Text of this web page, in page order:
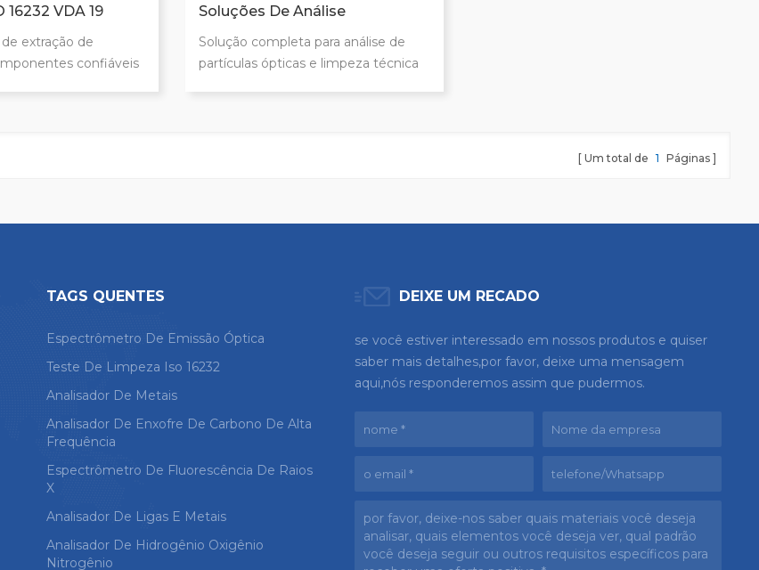
16232 VDA 19
De
extração de
confiáveis
Soluções De Análise
Automotiva Para Peças
Solução completa para análise de
partículas ópticas e limpeza técnica
Um total de 1 Páginas
TAGS QUENTES
Espectrômetro De Emissão Óptica
Teste De Limpeza Iso 16232
Analisador De Metais
Analisador De Enxofre De Carbono De Alta
Frequência
Espectrômetro De Fluorescência De Raios
X
Analisador De Ligas E Metais
Analisador De Hidrogênio Oxigênio
Nitrogênio
DEIXE UM RECADO
se você estiver interessado em nossos produtos e quiser
saber mais detalhes,por favor, deixe uma mensagem
aqui,nós responderemos assim que pudermos.